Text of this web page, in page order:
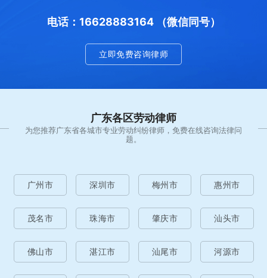
电话：16628883164 （微信同号）
立即免费咨询律师
广东各区劳动律师
为您推荐广东省各城市专业劳动纠纷律师，免费在线咨询法律问
题。
广州市 深圳市 梅州市 惠州市
茂名市 珠海市 肇庆市 汕头市
佛山市 湛江市 汕尾市 河源市